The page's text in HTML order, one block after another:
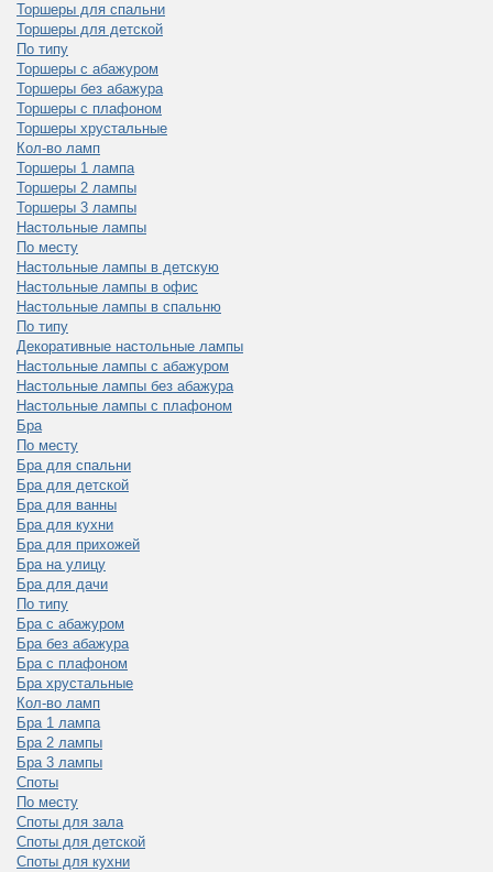
Торшеры для спальни
Торшеры для детской
По типу
Торшеры с абажуром
Торшеры без абажура
Торшеры с плафоном
Торшеры хрустальные
Кол-во ламп
Торшеры 1 лампа
Торшеры 2 лампы
Торшеры 3 лампы
Настольные лампы
По месту
Настольные лампы в детскую
Настольные лампы в офис
Настольные лампы в спальню
По типу
Декоративные настольные лампы
Настольные лампы с абажуром
Настольные лампы без абажура
Настольные лампы с плафоном
Бра
По месту
Бра для спальни
Бра для детской
Бра для ванны
Бра для кухни
Бра для прихожей
Бра на улицу
Бра для дачи
По типу
Бра с абажуром
Бра без абажура
Бра с плафоном
Бра хрустальные
Кол-во ламп
Бра 1 лампа
Бра 2 лампы
Бра 3 лампы
Споты
По месту
Споты для зала
Споты для детской
Споты для кухни